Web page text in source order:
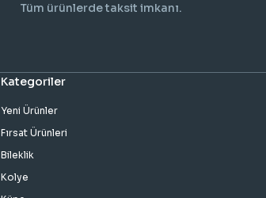
Tüm ürünlerde taksit imkanı.
Kategoriler
Yeni Ürünler
Fırsat Ürünleri
Bileklik
Kolye